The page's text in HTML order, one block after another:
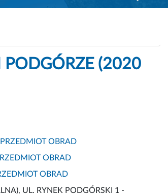
PODGÓRZE (2020
PRZEDMIOT OBRAD
OBRAD
OBRAD
UL. RYNEK PODGÓRSKI 1 -